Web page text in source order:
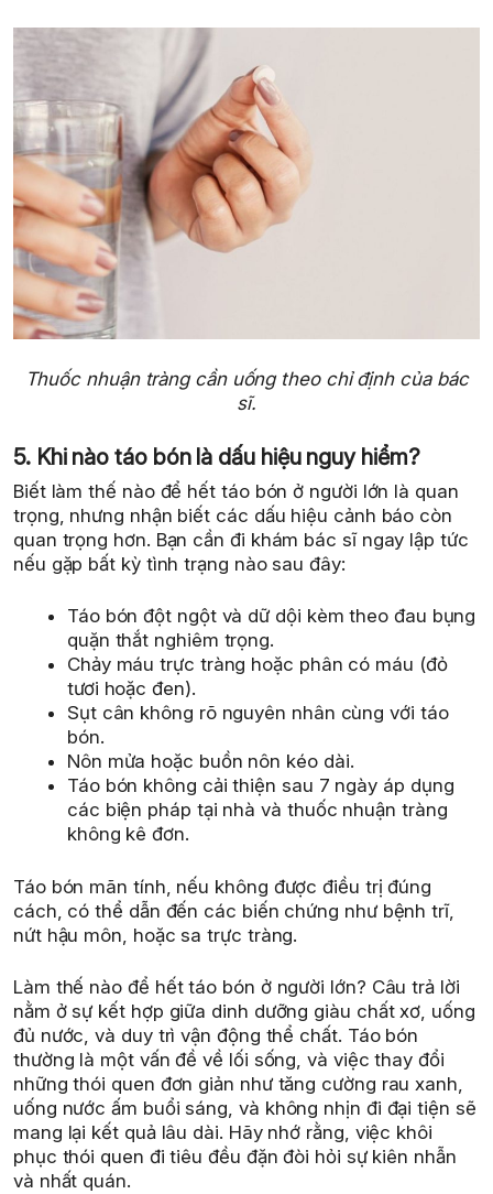
Thuốc nhuận tràng cần uống theo chỉ định của bác
sĩ.
5. Khi nào táo bón là dấu hiệu nguy hiểm?
Biết làm thế nào để hết táo bón ở người lớn là quan
trọng, nhưng nhận biết các dấu hiệu cảnh báo còn
quan trọng hơn. Bạn cần đi khám bác sĩ ngay lập tức
nếu gặp bất kỳ tình trạng nào sau đây:
Táo bón đột ngột và dữ dội kèm theo đau bụng
quặn thắt nghiêm trọng.
Chảy máu trực tràng hoặc phân có máu (đỏ
tươi hoặc đen).
Sụt cân không rõ nguyên nhân cùng với táo
bón.
Nôn mửa hoặc buồn nôn kéo dài.
Táo bón không cải thiện sau 7 ngày áp dụng
các biện pháp tại nhà và thuốc nhuận tràng
không kê đơn.
Táo bón mãn tính, nếu không được điều trị đúng
cách, có thể dẫn đến các biến chứng như bệnh trĩ,
nứt hậu môn, hoặc sa trực tràng.
Làm thế nào để hết táo bón ở người lớn? Câu trả lời
nằm ở sự kết hợp giữa dinh dưỡng giàu chất xơ, uống
đủ nước, và duy trì vận động thể chất. Táo bón
thường là một vấn đề về lối sống, và việc thay đổi
những thói quen đơn giản như tăng cường rau xanh,
uống nước ấm buổi sáng, và không nhịn đi đại tiện sẽ
mang lại kết quả lâu dài. Hãy nhớ rằng, việc khôi
phục thói quen đi tiêu đều đặn đòi hỏi sự kiên nhẫn
và nhất quán.